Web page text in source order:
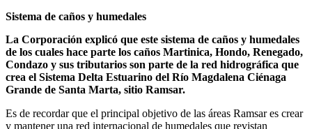
Sistema de caños y humedales
La Corporación explicó que este sistema de caños y humedales
de los cuales hace parte los caños Martinica, Hondo, Renegado,
Condazo y sus tributarios son parte de la red hidrográfica que
crea el Sistema Delta Estuarino del Río Magdalena Ciénaga
Grande de Santa Marta, sitio Ramsar.
Es de recordar que el principal objetivo de las áreas Ramsar es crear
y mantener una red internacional de humedales que revistan